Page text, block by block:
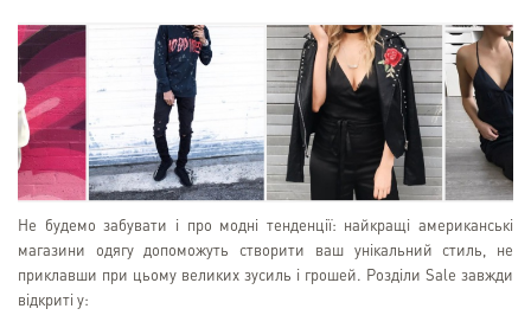
Не будемо забувати і про модні тенденції: найкращі американські
магазини одягу допоможуть створити ваш унікальний стиль, не
приклавши при цьому великих зусиль і грошей. Розділи Sale завжди
відкриті у: